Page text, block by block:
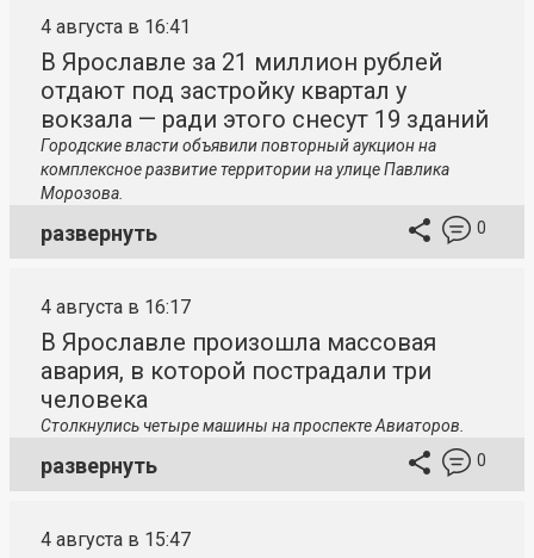
4 августа в 16:41
В Ярославле за 21 миллион рублей
отдают под застройку квартал у
вокзала — ради этого снесут 19 зданий
Городские власти объявили повторный аукцион на
комплексное развитие территории на улице Павлика
Морозова.
развернуть 0
4 августа в 16:17
В Ярославле произошла массовая
авария, в которой пострадали три
человека
Столкнулись четыре машины на проспекте Авиаторов.
развернуть 0
4 августа в 15:47